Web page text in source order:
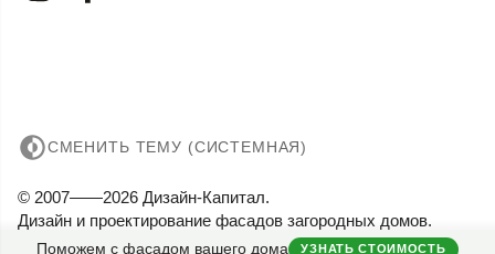
Поможем с фасадом вашего дома УЗНАТЬ СТОИМОСТЬ
СМЕНИТЬ ТЕМУ (СИСТЕМНАЯ)
© 2007——2026 Дизайн-Капитал.
Дизайн и проектирование фасадов загородных домов.
Конфиденциальность